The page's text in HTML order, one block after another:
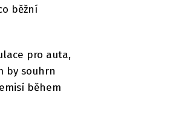
běžní
pro auta,
by souhrn
během